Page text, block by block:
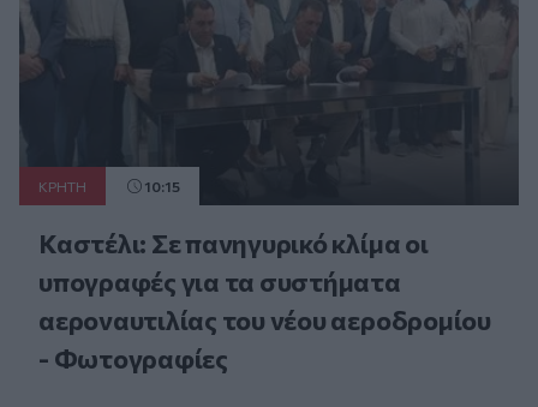
ΚΡΗΤΗ 10:15
Καστέλι: Σε πανηγυρικό κλίμα οι
υπογραφές για τα συστήματα
αεροναυτιλίας του νέου αεροδρομίου
- Φωτογραφίες